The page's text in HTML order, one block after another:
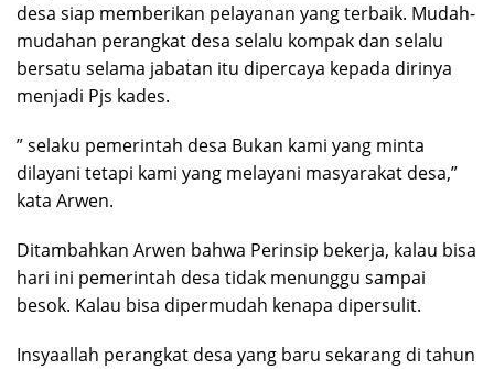
desa siap memberikan pelayanan yang terbaik. Mudah-
mudahan perangkat desa selalu kompak dan selalu
bersatu selama jabatan itu dipercaya kepada dirinya
menjadi Pjs kades.
” selaku pemerintah desa Bukan kami yang minta
dilayani tetapi kami yang melayani masyarakat desa,”
kata Arwen.
Ditambahkan Arwen bahwa Perinsip bekerja, kalau bisa
hari ini pemerintah desa tidak menunggu sampai
besok. Kalau bisa dipermudah kenapa dipersulit.
Insyaallah perangkat desa yang baru sekarang di tahun